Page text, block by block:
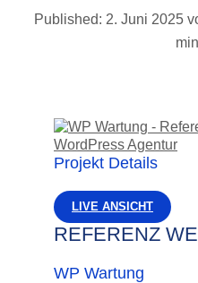
2. Juni 2025
Projekt Details
LIVE ANSICHT
REFERENZ
WP Wartung